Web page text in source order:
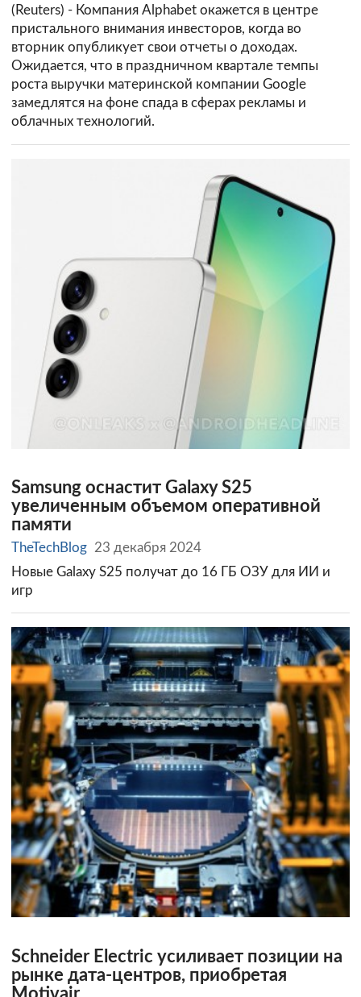
(Reuters) - Компания Alphabet окажется в центре
пристального внимания инвесторов, когда во
вторник опубликует свои отчеты о доходах.
Ожидается, что в праздничном квартале темпы
роста выручки материнской компании Google
замедлятся на фоне спада в сферах рекламы и
облачных технологий.
Samsung оснастит Galaxy S25
увеличенным объемом оперативной
памяти
TheTechBlog 23 декабря 2024
Новые Galaxy S25 получат до 16 ГБ ОЗУ для ИИ и
игр
Schneider Electric усиливает позиции на
рынке дата-центров, приобретая